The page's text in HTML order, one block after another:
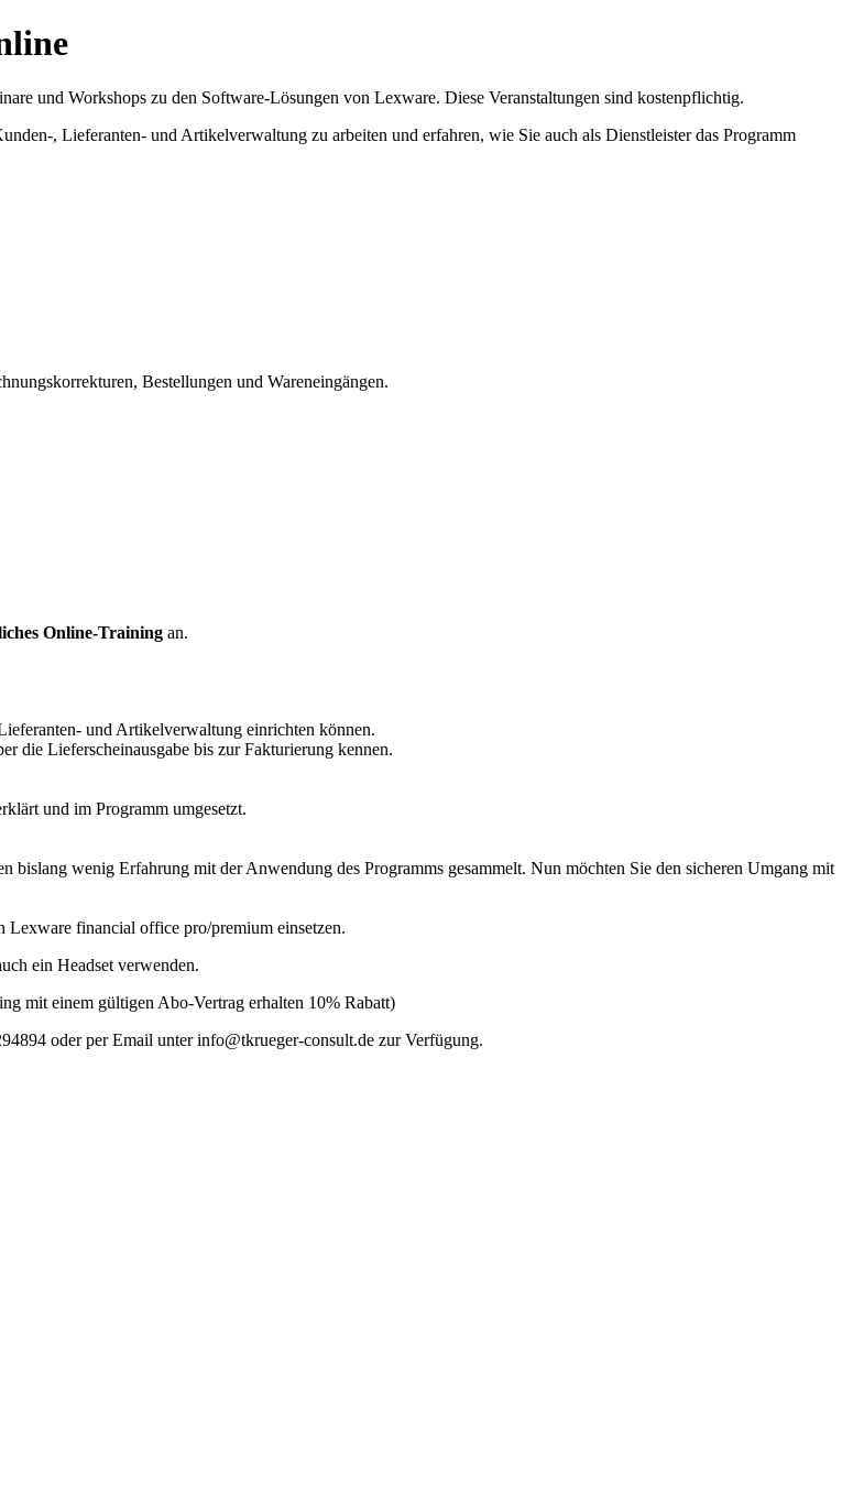
und Workshops zu den Software-Lösungen von Lexware. Diese Veranstaltungen sind kostenpflichtig.
, Lieferanten- und Artikelverwaltung zu arbeiten und erfahren, wie Sie auch als Dienstleister das Programm
Bestellungen und Wareneingängen.
Online-Training an.
und Artikelverwaltung einrichten können.
die Lieferscheinausgabe bis zur Fakturierung kennen.
und im Programm umgesetzt.
wenig Erfahrung mit der Anwendung des Programms gesammelt. Nun möchten Sie den sicheren Umgang mit
financial office pro/premium einsetzen.
ein Headset verwenden.
mit einem gültigen Abo-Vertrag erhalten 10% Rabatt)
oder per Email unter info@tkrueger-consult.de zur Verfügung.